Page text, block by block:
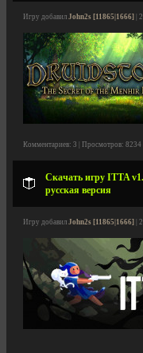
Игру добавил John2s [11865|1666] |
Комментариев: 3 | Просмотров: 8234
Скачать игру ITTA
русская версия
Игру добавил John2s [11865|1666] |